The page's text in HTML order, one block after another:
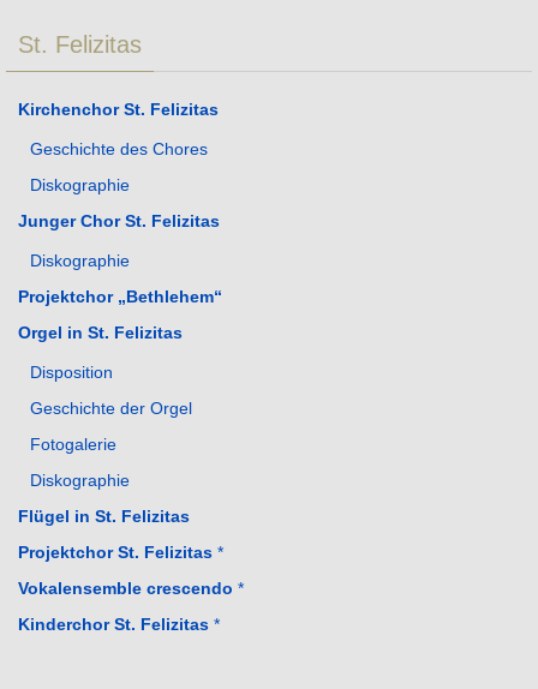
St. Felizitas
Kirchenchor St. Felizitas
Geschichte des Chores
Diskographie
Junger Chor St. Felizitas
Diskographie
Projektchor „Bethlehem“
Orgel in St. Felizitas
Disposition
Geschichte der Orgel
Fotogalerie
Diskographie
Flügel in St. Felizitas
Projektchor St. Felizitas *
Vokalensemble crescendo *
Kinderchor St. Felizitas *